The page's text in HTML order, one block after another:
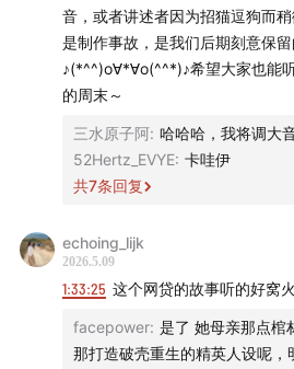
🟤 05 老李
146:57从语言学转到餐饮管理，是
妈妈说，「好像这一刻我们
169:52 找到你最喜欢的菜品，然后
🎤 小酒馆圆桌会 · 故事征集｜房产
你最近一次关于房子的决定是
音，或者讲述者因为招猫逗狗而
是制作事故，是我们后期刻意保留
♪(*^^)o∀*∀o(^^*)♪希望大家也能
的周末～
三水原子阿: 哈哈哈，我将调大
52Hertz_EVYE: 卡哇伊
共7条回复
echoing_lijk
2026.5.09
1:33:25 这个网贷的故事听的好窝火
facepower: 是了 她母亲那点棺
那打造破壳重生的精英人设呢，